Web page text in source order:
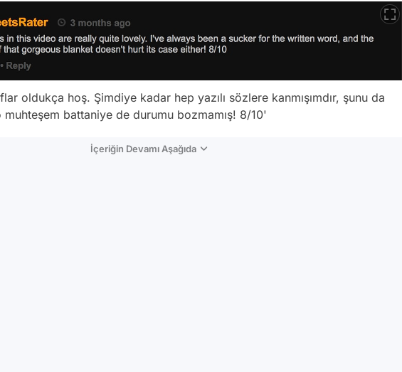
oldukça hoş. Şimdiye kadar hep yazılı sözlere kanmışımdır, şunu da
battaniye de durumu bozmamış! 8/10'
İçeriğin Devamı Aşağıda